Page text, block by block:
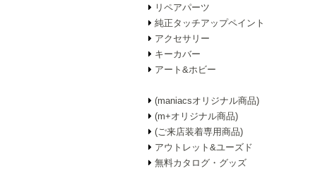
リペアパーツ
純正タッチアップペイント
アクセサリー
キーカバー
アート&ホビー
(maniacsオリジナル商品)
(m+オリジナル商品)
(ご来店装着専用商品)
アウトレット&ユーズド
無料カタログ・グッズ